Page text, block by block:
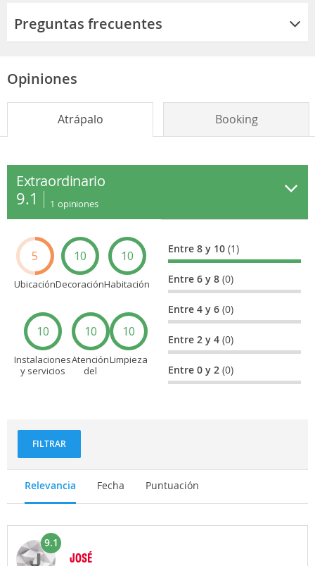
Preguntas frecuentes
Opiniones
Atrápalo Booking
Extraordinario
9.1 1 opiniones
5
Ubicación
10
Decoración
10
Habitación
10
Instalaciones
y servicios
10
Atención
del
10
Limpieza
Entre 8 y 10(1)
Entre 6 y 8(0)
Entre 4 y 6(0)
Entre 2 y 4(0)
Entre 0 y 2(0)
FILTRAR
Relevancia Fecha Puntuación
9.1
JOSÉ